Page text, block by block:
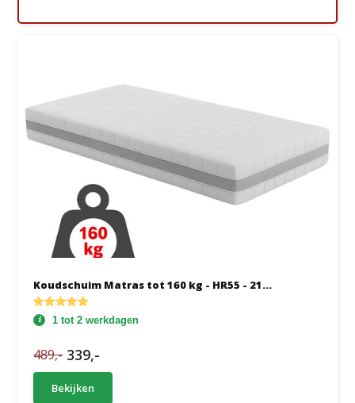
Koudschuim Matras tot 160 kg - HR55 - 21...
1 tot 2 werkdagen
489,- 339,-
Bekijken